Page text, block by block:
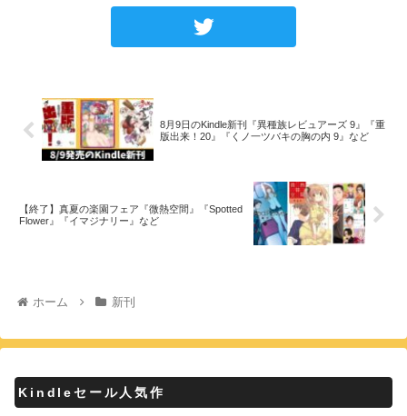
8月9日のKindle新刊『異種族レビュアーズ 9』『重
版出来！20』『くノ一ツバキの胸の内 9』など
【終了】真夏の楽園フェア『微熱空間』『Spotted
Flower』『イマジナリー』など
ホーム 新刊
Kindleセール人気作